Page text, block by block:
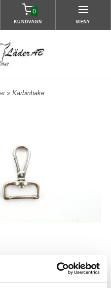
0
KUNDVAGN MENY
» Karbinhake